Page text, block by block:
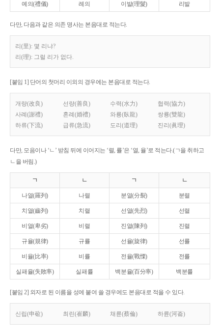
예의(禮儀) 례의 이발(理髮) 리발
다만, 다음과 같은 의존 명사는 본음대로 적는다.
리(里): 몇 리냐?
리(理): 그럴 리가 없다.
[붙임 1] 단어의 첫머리 이외의 경우에는 본음대로 적는다.
개량(改良) 선량(善良) 수력(水力)
협력(協力)
사례(謝禮)
혼례(婚禮) 와룡(臥龍)
쌍룡(雙龍)
하류(下流)
급류(急流) 도리(道理) 진리(眞理)
다만, 모음이나 ‘ㄴ’ 받침 뒤에 이어지는 ‘렬, 률’은 ‘열, 율’로 적는다.(ㄱ을 취하고
ㄴ을 버림.)
ㄱ ㄴ ㄱ ㄴ
나열(羅列) 나렬 분열(分裂) 분렬
치열(齒列) 치렬 선열(先烈) 선렬
비열(卑劣) 비렬 진열(陳列) 진렬
규율(規律) 규률 선율(旋律) 선률
비율(比率) 비률 전율(戰慄) 전률
실패율(失敗率) 실패률 백분율(百分率) 백분률
[붙임 2] 외자로 된 이름을 성에 붙여 쓸 경우에도 본음대로 적을 수 있다.
신립(申砬) 최린(崔麟) 채륜(蔡倫) 하륜(河崙)